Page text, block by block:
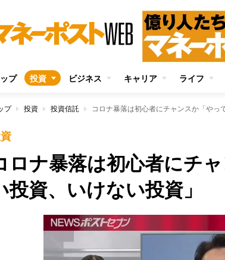
ップ 投資 ビジネス キャリア ライフ
プ 投資 投資信託 コロナ暴落は初心者にチャンスか「やっ
ロナ暴落は初心者にチ
投資、いけない投資」